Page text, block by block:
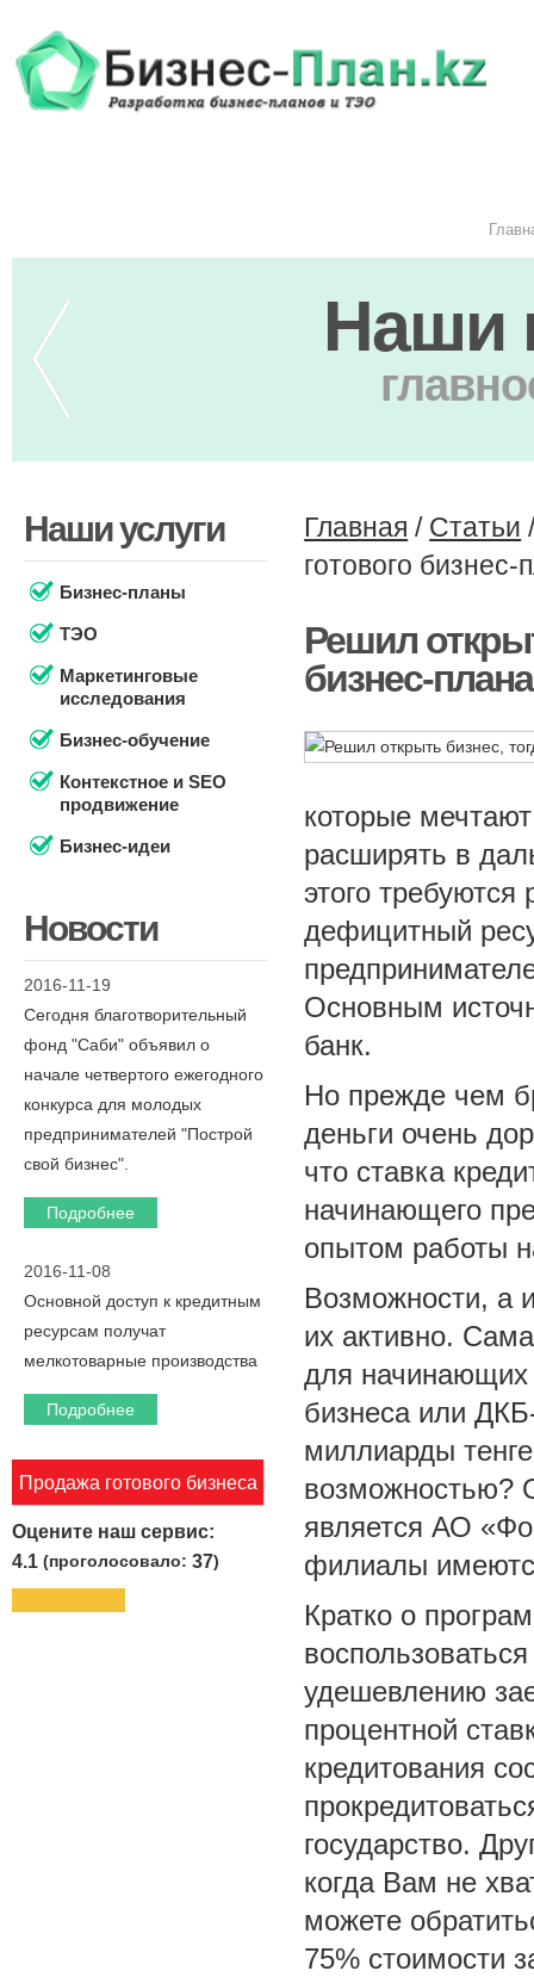
Наши
Наши услуги
Бизнес-планы
ТЭО
Маркетинговые
исследования
Бизнес-обучение
Контекстное и SEO
продвижение
Бизнес-идеи
Новости
2016-11-19
Сегодня благотворительный
фонд "Саби" объявил о
начале четвертого ежегодного
конкурса для молодых
предпринимателей "Построй
свой бизнес".
Подробнее
2016-11-08
Основной доступ к кредитным
ресурсам получат
мелкотоварные производства
Подробнее
Продажа готового бизнеса
Оцените наш сервис:
4.1 (проголосовало:37)
Главная / Статьи
готового бизнес-
Решил
бизнес-плана
которые
расширять в
этого
дефицитный
Основным
банк.
Но прежде чем
деньги очень
что ставка
начинающего
опытом работы
Возможности, а
их активно.
для начинающих
бизнеса или
миллиарды
возможностью?
является АО
филиалы
Кратко о
удешевлению
процентной
кредитования
государство.
когда Вам не
можете
75% стоимости